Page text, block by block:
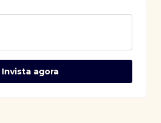
Invista agora